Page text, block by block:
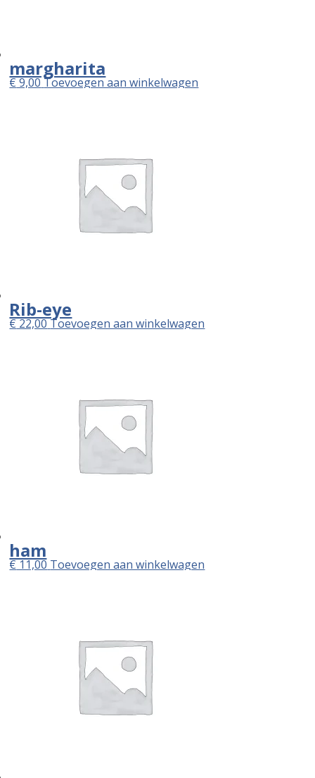
margharita
€9,00Toevoegen aan winkelwagen
Rib-eye
€22,00Toevoegen aan winkelwagen
ham
€11,00 Toevoegen aan winkelwagen